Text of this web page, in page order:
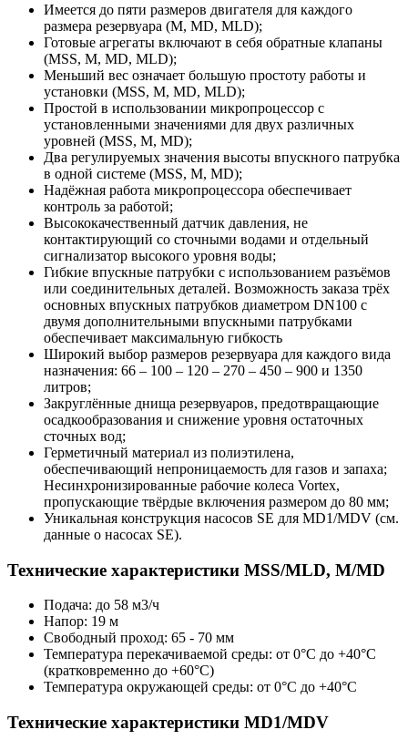
Имеется до пяти размеров двигателя для каждого
размера резервуара (M, MD, MLD);
Готовые агрегаты включают в себя обратные клапаны
(MSS, M, MD, MLD);
Меньший вес означает большую простоту работы и
установки (MSS, M, MD, MLD);
Простой в использовании микропроцессор с
установленными значениями для двух различных
уровней (MSS, M, MD);
Два регулируемых значения высоты впускного патрубка
в одной системе (MSS, M, MD);
Надёжная работа микропроцессора обеспечивает
контроль за работой;
Высококачественный датчик давления, не
контактирующий со сточными водами и отдельный
сигнализатор высокого уровня воды;
Гибкие впускные патрубки с использованием разъёмов
или соединительных деталей. Возможность заказа трёх
основных впускных патрубков диаметром DN100 с
двумя дополнительными впускными патрубками
обеспечивает максимальную гибкость
Широкий выбор размеров резервуара для каждого вида
назначения: 66 – 100 – 120 – 270 – 450 – 900 и 1350
литров;
Закруглённые днища резервуаров, предотвращающие
осадкообразования и снижение уровня остаточных
сточных вод;
Герметичный материал из полиэтилена,
обеспечивающий непроницаемость для газов и запаха;
Несинхронизированные рабочие колеса Vortex,
пропускающие твёрдые включения размером до 80 мм;
Уникальная конструкция насосов SE для MD1/MDV (см.
данные о насосах SE).
Технические характеристики MSS/MLD, M/MD
Подача: до 58 м3/ч
Напор: 19 м
Свободный проход: 65 - 70 мм
Температура перекачиваемой среды: от 0°C до +40°C
(кратковременно до +60°C)
Температура окружающей среды: от 0°C до +40°C
Технические характеристики MD1/MDV